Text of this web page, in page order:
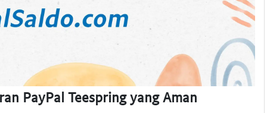
PayPal Teespring yang Aman